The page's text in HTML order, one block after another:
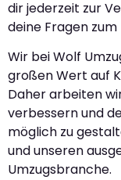
dir jederzeit zur
deine Fragen zum
Wir bei Wolf
großen Wert auf
Daher arbeiten
verbessern und
möglich zu
und unseren
Umzugsbranche.